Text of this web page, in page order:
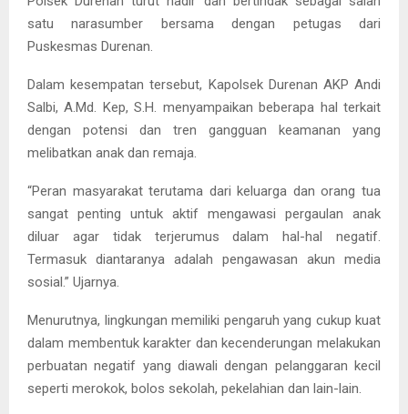
satu narasumber bersama dengan petugas dari
Puskesmas Durenan.
Dalam kesempatan tersebut, Kapolsek Durenan AKP Andi
Salbi, A.Md. Kep, S.H. menyampaikan beberapa hal terkait
dengan potensi dan tren gangguan keamanan yang
melibatkan anak dan remaja.
“Peran masyarakat terutama dari keluarga dan orang tua
sangat penting untuk aktif mengawasi pergaulan anak
diluar agar tidak terjerumus dalam hal-hal negatif.
Termasuk diantaranya adalah pengawasan akun media
sosial.” Ujarnya.
Menurutnya, lingkungan memiliki pengaruh yang cukup kuat
dalam membentuk karakter dan kecenderungan melakukan
perbuatan negatif yang diawali dengan pelanggaran kecil
seperti merokok, bolos sekolah, pekelahian dan lain-lain.